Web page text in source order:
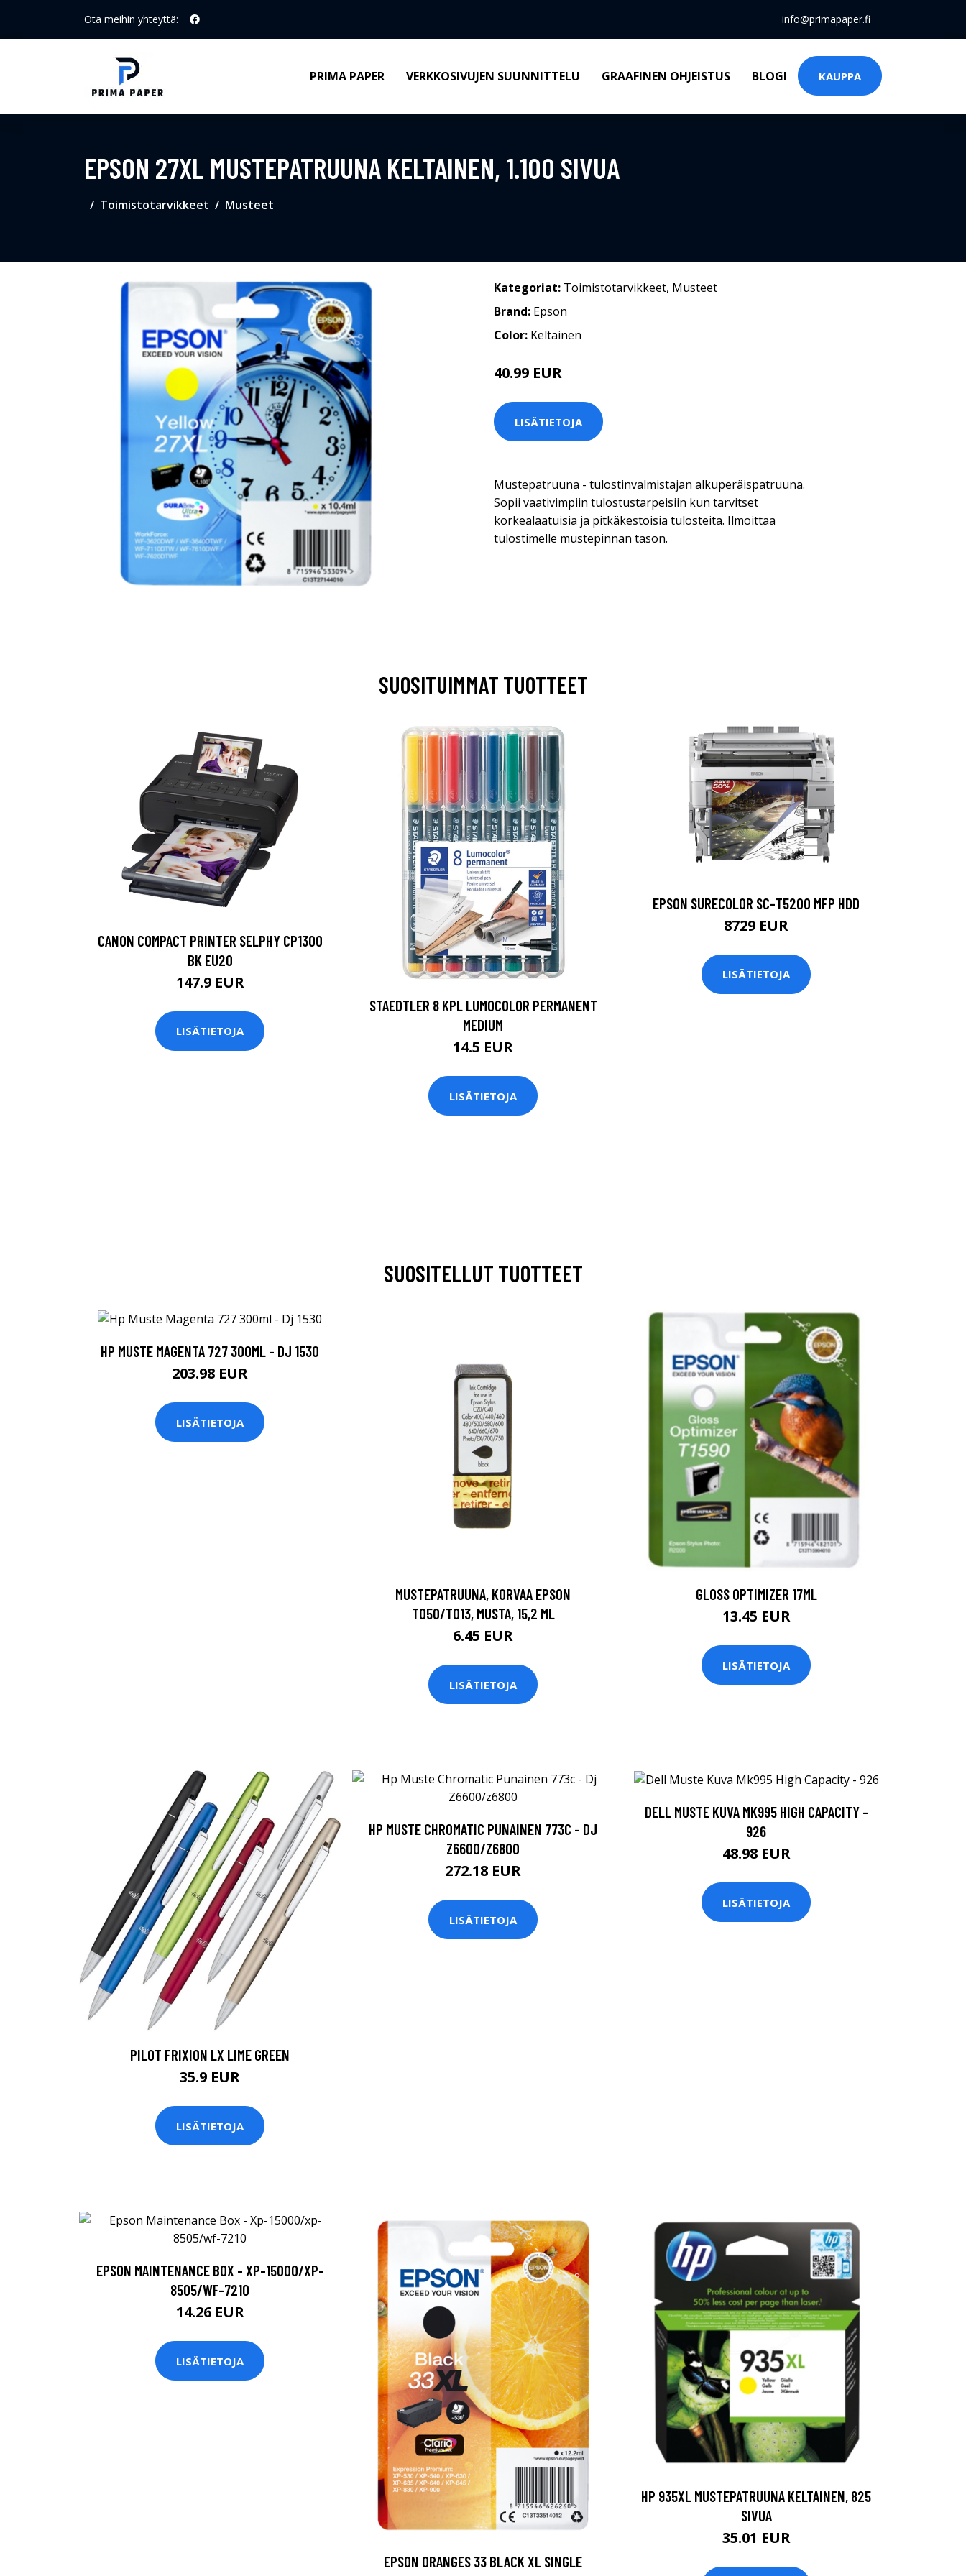
Ota meihin yhteyttä: info@primapaper.fi
PRIMA PAPER VERKKOSIVUJEN SUUNNITTELU GRAAFINEN OHJEISTUS BLOGI KAUPPA
EPSON 27XL MUSTEPATRUUNA KELTAINEN, 1.100 SIVUA
Toimistotarvikkeet Musteet
Kategoriat: Toimistotarvikkeet, Musteet
Brand: Epson
Color: Keltainen
40.99 EUR
LISÄTIETOJA
Mustepatruuna - tulostinvalmistajan alkuperäispatruuna.
Sopii vaativimpiin tulostustarpeisiin kun tarvitset
korkealaatuisia ja pitkäkestoisia tulosteita. Ilmoittaa
tulostimelle mustepinnan tason.
SUOSITUIMMAT TUOTTEET
CANON COMPACT PRINTER SELPHY CP1300
BK EU20
147.9 EUR
LISÄTIETOJA
STAEDTLER 8 KPL LUMOCOLOR PERMANENT
MEDIUM
14.5 EUR
LISÄTIETOJA
EPSON SURECOLOR SC-T5200 MFP HDD
8729 EUR
LISÄTIETOJA
SUOSITELLUT TUOTTEET
HP MUSTE MAGENTA 727 300ML - DJ 1530
203.98 EUR
LISÄTIETOJA
MUSTEPATRUUNA, KORVAA EPSON
T050/T013, MUSTA, 15,2 ML
6.45 EUR
LISÄTIETOJA
GLOSS OPTIMIZER 17ML
13.45 EUR
LISÄTIETOJA
PILOT FRIXION LX LIME GREEN
35.9 EUR
LISÄTIETOJA
HP MUSTE CHROMATIC PUNAINEN 773C - DJ
Z6600/Z6800
272.18 EUR
LISÄTIETOJA
DELL MUSTE KUVA MK995 HIGH CAPACITY -
926
48.98 EUR
LISÄTIETOJA
EPSON MAINTENANCE BOX - XP-15000/XP-
8505/WF-7210
14.26 EUR
LISÄTIETOJA
EPSON ORANGES 33 BLACK XL SINGLE
HP 935XL MUSTEPATRUUNA KELTAINEN, 825
SIVUA
35.01 EUR